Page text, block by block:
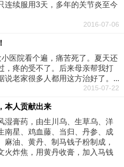
连续服用3天，多年的关节炎至今
2016-07-06
医院看个遍，痛苦死了。夏天还
，疼的受不了。后来母亲帮我打
说老家很多人都用这方治好了。...
2015-07-22
本人贡献出来
湿膏药，由生川乌、生草乌、洋
南星、鸡血藤、当归、丹参、成
麻油、黄丹、制马钱子粉制成，
火炸焦，用黄丹收膏，加入马钱